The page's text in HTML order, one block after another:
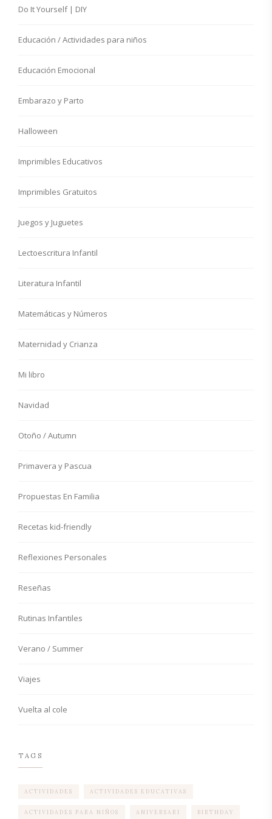
Do It Yourself | DIY
Educación / Actividades para niños
Educación Emocional
Embarazo y Parto
Halloween
Imprimibles Educativos
Imprimibles Gratuitos
Juegos y Juguetes
Lectoescritura Infantil
Literatura Infantil
Matemáticas y Números
Maternidad y Crianza
Mi libro
Navidad
Otoño / Autumn
Primavera y Pascua
Propuestas En Familia
Recetas kid-friendly
Reflexiones Personales
Reseñas
Rutinas Infantiles
Verano / Summer
Viajes
Vuelta al cole
TAGS
ACTIVIDADES ACTIVIDADES EDUCATIVAS
ACTIVIDADES PARA NIÑOS ANIVERSARI BIRTHDAY